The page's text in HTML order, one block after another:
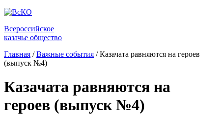
Всероссийское
казачье общество
Главная / Важные события / Казачата равняются на героев
(выпуск №4)
Казачата равняются на
героев (выпуск №4)